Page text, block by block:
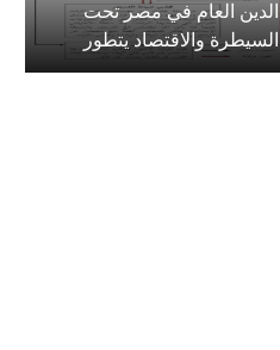
الدين العام في مصر تحت
السيطرة والاقتصاد يتطور